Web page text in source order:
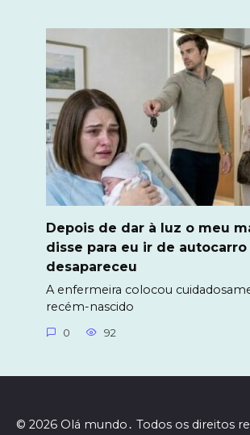
Depois de dar à luz o meu
disse para eu ir de
desapareceu
A enfermeira colocou
recém-nascido
0 92
© 2026 Olá mundo․ Todos os direitos